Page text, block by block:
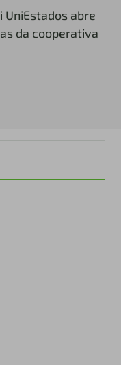
UniEstados abre
da cooperativa